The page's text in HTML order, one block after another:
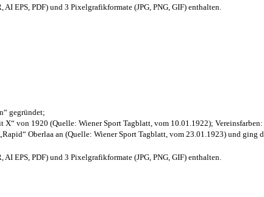
EPS, PDF) und 3 Pixelgrafikformate (JPG, PNG, GIF) enthalten.
gegründet;
X“ von 1920 (Quelle: Wiener Sport Tagblatt, vom 10.01.1922);
Oberlaa an (Quelle: Wiener Sport Tagblatt, vom 23.01.1923) und ging
EPS, PDF) und 3 Pixelgrafikformate (JPG, PNG, GIF) enthalten.